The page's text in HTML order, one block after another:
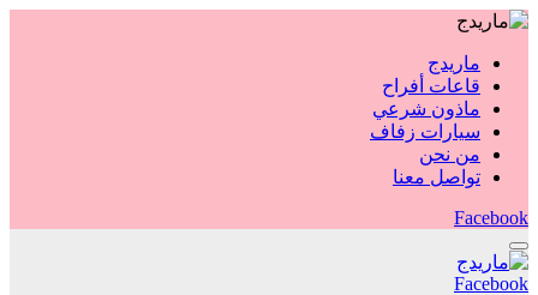
ماريدج
قاعات أفراح
ماذون شرعي
سيارات زفاف
من نحن
تواصل معنا
Facebook
Facebook